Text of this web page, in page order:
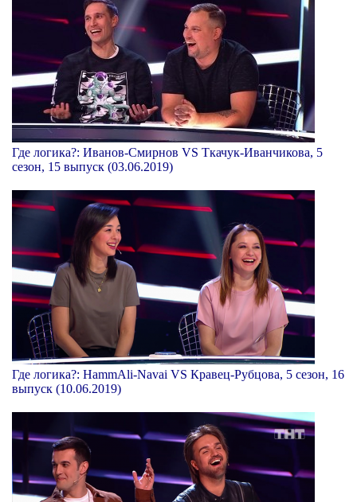
Где логика?: Иванов-Смирнов VS Ткачук-Иванчикова, 5
сезон, 15 выпуск (03.06.2019)
Где логика?: HammAli-Navai VS Кравец-Рубцова, 5 сезон, 16
выпуск (10.06.2019)